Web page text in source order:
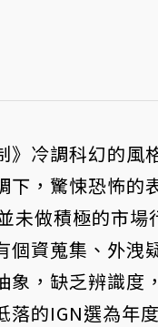
》冷調科幻的風
下，驚悚恐怖的
未做積極的市場
個資蒐集、外洩
象，缺乏辨識
落的IGN選為年